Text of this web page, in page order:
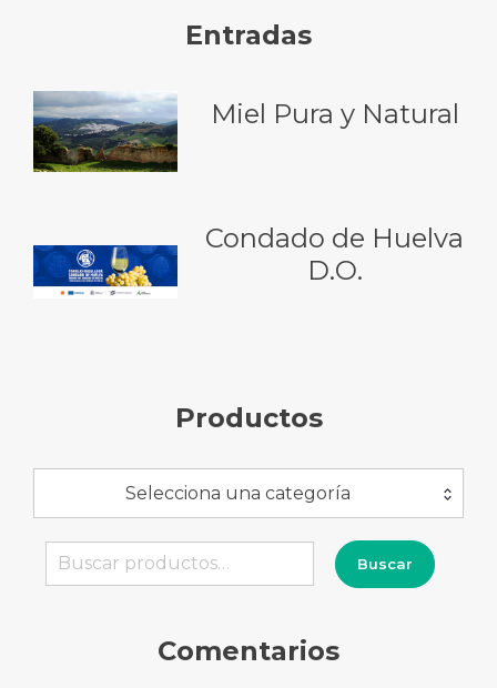
Entradas
Miel Pura y Natural
Condado de Huelva
D.O.
Productos
Selecciona una categoría
Buscar
Buscar
Comentarios